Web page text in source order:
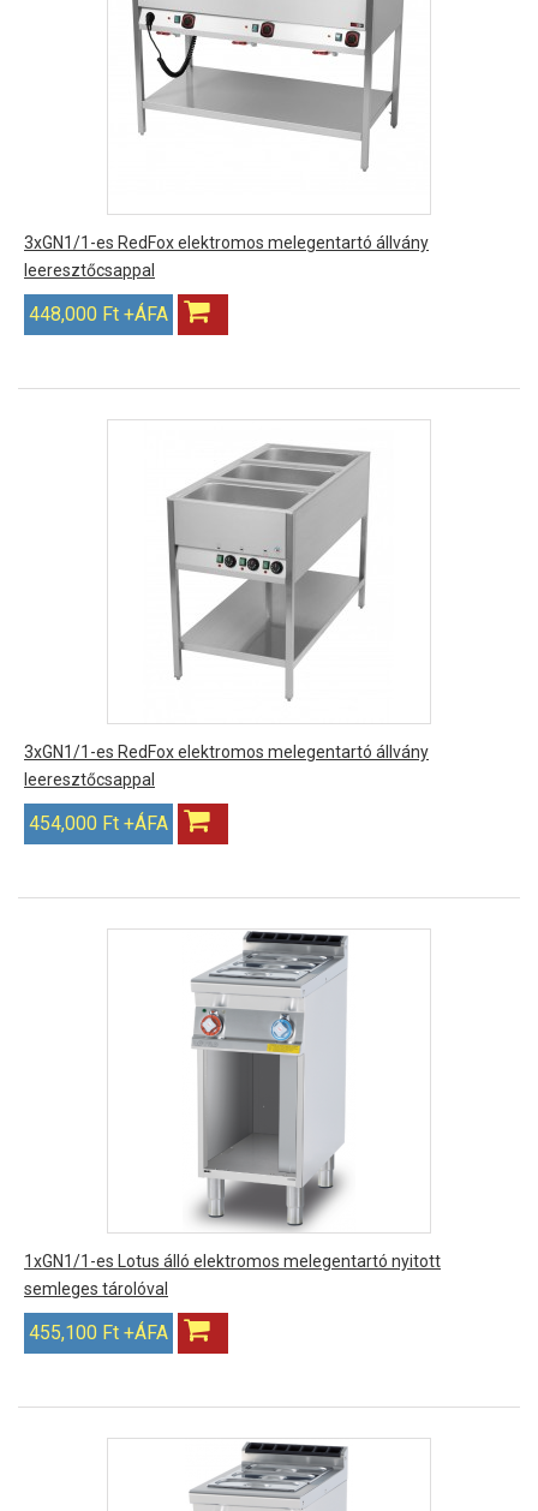
3xGN1/1-es RedFox elektromos melegentartó állvány
leeresztőcsappal
448,000 Ft +ÁFA
3xGN1/1-es RedFox elektromos melegentartó állvány
leeresztőcsappal
454,000 Ft +ÁFA
1xGN1/1-es Lotus álló elektromos melegentartó nyitott
semleges tárolóval
455,100 Ft +ÁFA